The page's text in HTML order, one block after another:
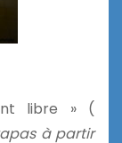
libre » (
pas à partir